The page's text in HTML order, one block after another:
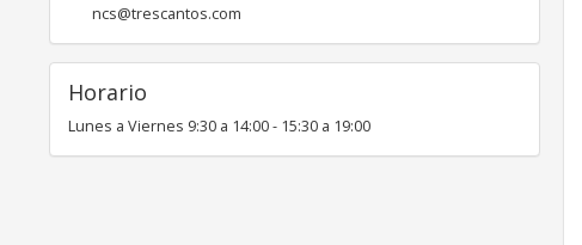
ncs@trescantos.com
Horario
Lunes a Viernes 9:30 a 14:00 - 15:30 a 19:00